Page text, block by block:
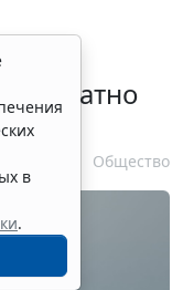
Общество
в
.